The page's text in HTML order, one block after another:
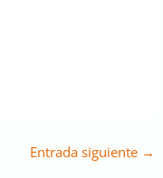
Entrada siguiente →